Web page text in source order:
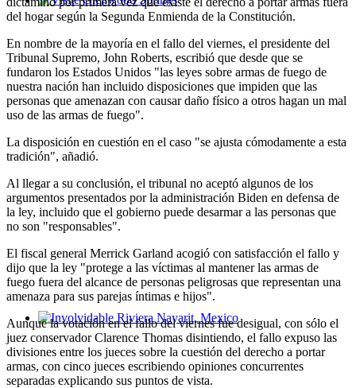
Glenwood Springs - Bello y Encantador
Involvidable Riviera Nayarit, Mexico
del hogar según la Segunda Enmienda de la Constitución.
En nombre de la mayoría en el fallo del viernes, el presidente del
Tribunal Supremo, John Roberts, escribió que desde que se
fundaron los Estados Unidos "las leyes sobre armas de fuego de
nuestra nación han incluido disposiciones que impiden que las
personas que amenazan con causar daño físico a otros hagan un mal
uso de las armas de fuego".
La disposición en cuestión en el caso "se ajusta cómodamente a esta
tradición", añadió.
Al llegar a su conclusión, el tribunal no aceptó algunos de los
argumentos presentados por la administración Biden en defensa de
la ley, incluido que el gobierno puede desarmar a las personas que
no son "responsables".
El fiscal general Merrick Garland acogió con satisfacción el fallo y
dijo que la ley "protege a las víctimas al mantener las armas de
fuego fuera del alcance de personas peligrosas que representan una
amenaza para sus parejas íntimas e hijos".
Aunque la votación en el fallo del viernes fue desigual, con sólo el
juez conservador Clarence Thomas disintiendo, el fallo expuso las
divisiones entre los jueces sobre la cuestión del derecho a portar
armas, con cinco jueces escribiendo opiniones concurrentes
separadas explicando sus puntos de vista.